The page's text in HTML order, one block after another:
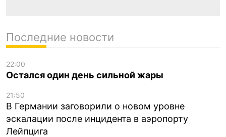
Последние новости
22:00
Остался один день сильной жары
21:50
В Германии заговорили о новом уровне
эскалации после инцидента в аэропорту
Лейпцига